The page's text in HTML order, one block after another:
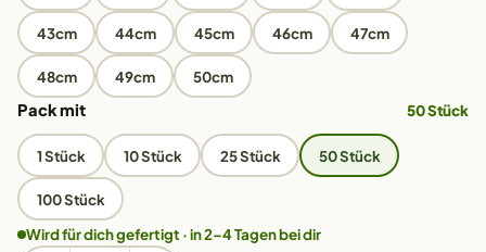
43cm 44cm 45cm 46cm 47cm
48cm 49cm 50cm
Pack mit 50 Stück
1 Stück 10 Stück 25 Stück 50 Stück
100 Stück
Wird für dich gefertigt · in 2–4 Tagen bei dir